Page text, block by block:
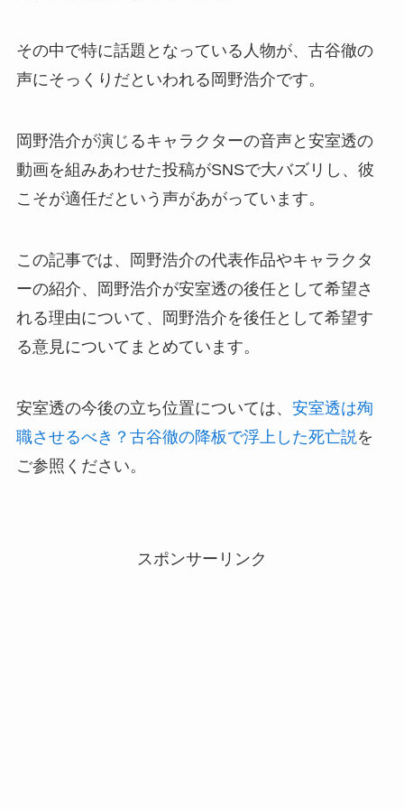
その中で特に話題となっている人物が、古谷徹の
声にそっくりだといわれる岡野浩介です。
岡野浩介が演じるキャラクターの音声と安室透の
動画を組みあわせた投稿がSNSで大バズリし、彼
こそが適任だという声があがっています。
この記事では、岡野浩介の代表作品やキャラクタ
ーの紹介、岡野浩介が安室透の後任として希望さ
れる理由について、岡野浩介を後任として希望す
る意見についてまとめています。
安室透の今後の立ち位置については、 安室透は殉
職させるべき？古谷徹の降板で浮上した死亡説 を
ご参照ください。
スポンサーリンク